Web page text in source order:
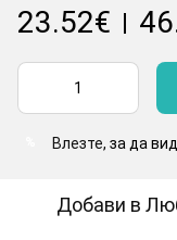
23.52€ |
Влезте, за да
Добави в